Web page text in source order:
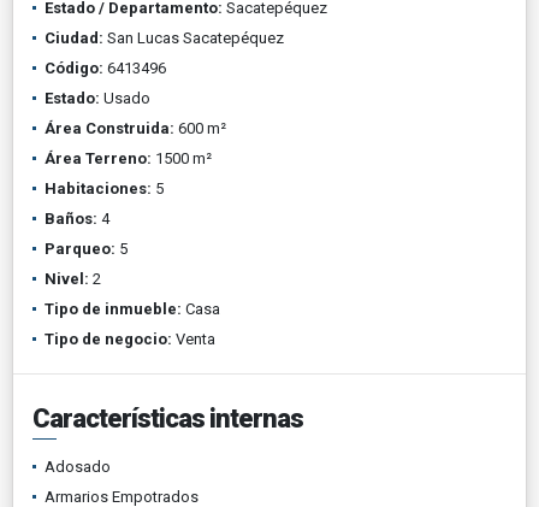
Estado / Departamento: Sacatepéquez
Ciudad: San Lucas Sacatepéquez
Código: 6413496
Estado: Usado
Área Construida: 600 m²
Área Terreno: 1500 m²
Habitaciones: 5
Baños: 4
Parqueo: 5
Nivel: 2
Tipo de inmueble: Casa
Tipo de negocio: Venta
Características internas
Adosado
Armarios Empotrados